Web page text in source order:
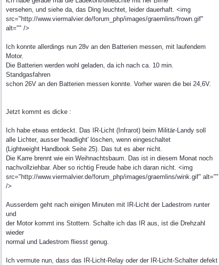
versehen, und siehe da, das Ding leuchtet, leider dauerhaft. <img
src="http://www.viermalvier.de/forum_php/images/graemlins/frown.gif"
alt="" />
Ich konnte allerdings nun 28v an den Batterien messen, mit laufendem
Motor.
Die Batterien werden wohl geladen, da ich nach ca. 10 min.
Standgasfahren
schon 26V an den Batterien messen konnte. Vorher waren die bei 24,6V.
Jetzt kommt es dicke :
Ich habe etwas entdeckt. Das IR-Licht (Infrarot) beim Militär-Landy soll
alle Lichter, ausser 'headlight' löschen, wenn eingeschaltet
(Lightweight Handbook Seite 25). Das tut es aber nicht.
Die Karre brennt wie ein Weihnachtsbaum. Das ist in diesem Monat noch
nachvollziehbar. Aber so richtig Freude habe ich daran nicht. <img
src="http://www.viermalvier.de/forum_php/images/graemlins/wink.gif" alt=""
/>
Ausserdem geht nach einigen Minuten mit IR-Licht der Ladestrom runter
und
der Motor kommt ins Stottern. Schalte ich das IR aus, ist die Drehzahl
wieder
normal und Ladestrom fliesst genug.
Ich vermute nun, dass das IR-Licht-Relay oder der IR-Licht-Schalter defekt